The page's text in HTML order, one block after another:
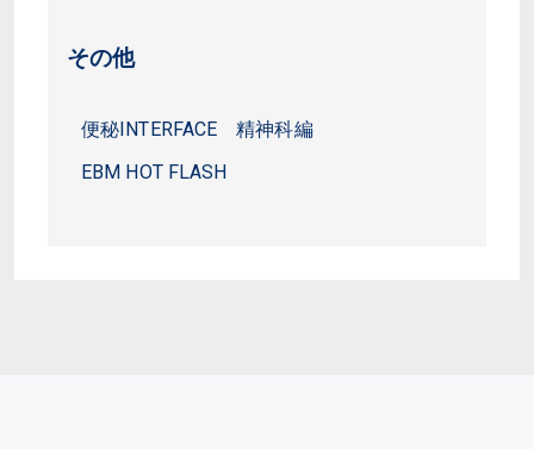
その他
便秘INTERFACE 精神科編
EBM HOT FLASH